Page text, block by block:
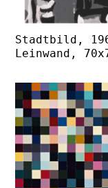
Stadtbild,
Leinwand,